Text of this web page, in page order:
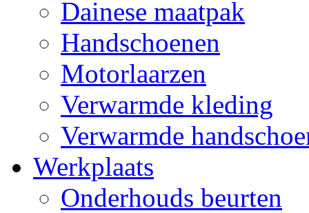
Dainese maatpak
Handschoenen
Motorlaarzen
Verwarmde kleding
Verwarmde
Werkplaats
Onderhouds beurten